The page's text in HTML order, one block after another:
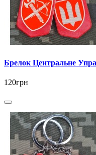
Брелок Центральне
120грн